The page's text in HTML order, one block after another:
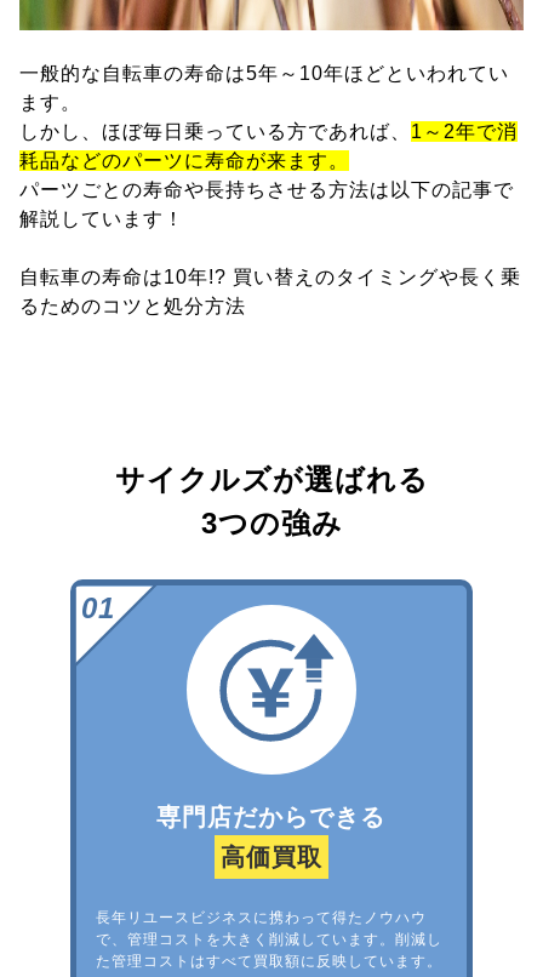
一般的な自転車の寿命は5年～10年ほどといわれてい
ます。
しかし、ほぼ毎日乗っている方であれば、 1～2年で消
耗品などのパーツに寿命が来ます。
パーツごとの寿命や長持ちさせる方法は以下の記事で
解説しています！
自転車の寿命は10年!? 買い替えのタイミングや長く乗
るためのコツと処分方法
サイクルズが選ばれる
3つの強み
専門店だからできる
高価買取
長年リユースビジネスに携わって得たノウハウ
で、管理コストを大きく削減しています。削減し
た管理コストはすべて買取額に反映しています。